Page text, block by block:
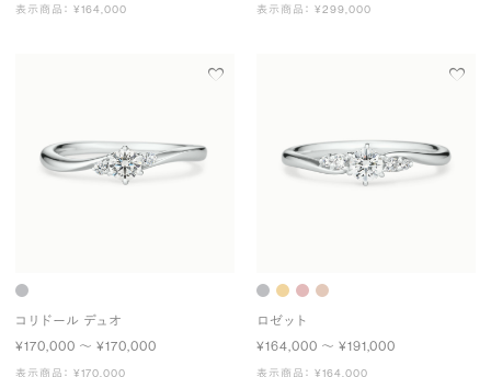
表示商品： ¥164,000 表示商品： ¥299,000
コリドール デュオ
¥170,000 〜 ¥170,000
表示商品： ¥170,000
ロゼット
¥164,000 〜 ¥191,000
表示商品： ¥164,000